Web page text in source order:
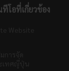
ทีโอที่เกี่ยวข้อง